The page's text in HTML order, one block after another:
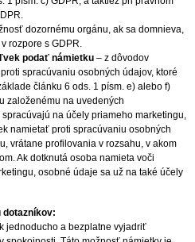
dozornému orgánu, ak sa domnieva,
rozpore s GDPR.
podať námietku – z dôvodov
spracúvaniu osobných údajov, ktoré
článku 6 ods. 1 písm. e) alebo f)
založenému na uvedených
na účely priameho marketingu,
namietať proti spracúvaniu osobných
vrátane profilovania v rozsahu, v akom
Ak dotknutá osoba namieta voči
osobné údaje sa už na také účely
jednoducho a bezplatne vyjadriť